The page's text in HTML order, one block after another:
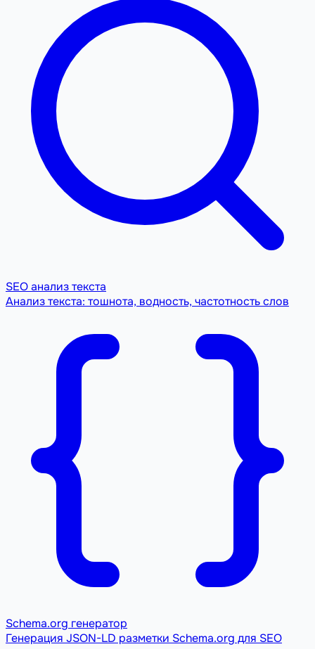
SEO анализ текста
Анализ текста: тошнота, водность, частотность слов
Schema.org генератор
Генерация JSON-LD разметки Schema.org для SEO